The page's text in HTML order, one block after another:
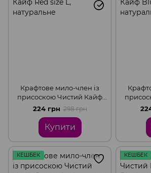
Крафтове мило-член із
присоскою Чистий Кайф
Red size L, натуральне
224 грн 298 грн
Купити
Blue
КЕШБЕК КЕШБЕК